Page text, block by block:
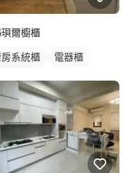
珼爾櫥櫃
房系統櫃
電器櫃